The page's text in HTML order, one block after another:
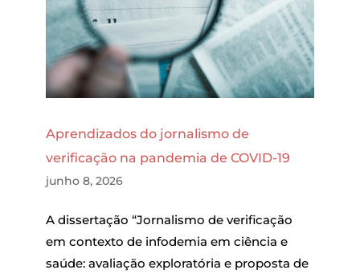
Aprendizados do jornalismo de
verificação na pandemia de COVID-19
junho 8, 2026
A dissertação “Jornalismo de verificação
em contexto de infodemia em ciência e
saúde: avaliação exploratória e proposta de